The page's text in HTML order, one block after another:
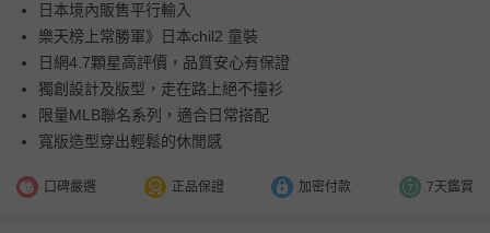
日本境內販售平行輸入
樂天榜上常勝軍》日本chil2 童裝
日網4.7顆星高評價，品質安心有保證
獨創設計及版型，走在路上絕不撞衫
限量MLB聯名系列，適合日常搭配
寬版造型穿出輕鬆的休閒感
口碑嚴選 正品保證 加密付款 7天鑑賞